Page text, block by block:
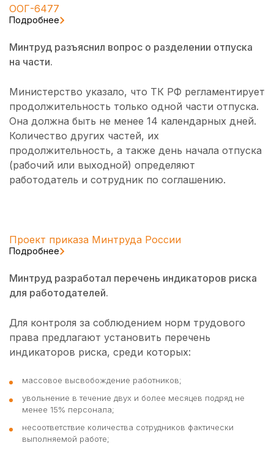
ООГ-6477
Подробнее
Минтруд разъяснил вопрос о разделении отпуска
на части.
Министерство указало, что ТК РФ регламентирует
продолжительность только одной части отпуска.
Она должна быть не менее 14 календарных дней.
Количество других частей, их
продолжительность, а также день начала отпуска
(рабочий или выходной) определяют
работодатель и сотрудник по соглашению.
Проект приказа Минтруда России
Подробнее
Минтруд разработал перечень индикаторов риска
для работодателей.
Для контроля за соблюдением норм трудового
права предлагают установить перечень
индикаторов риска, среди которых:
массовое высвобождение работников;
увольнение в течение двух и более месяцев подряд не
менее 15% персонала;
несоответствие количества сотрудников фактически
выполняемой работе;